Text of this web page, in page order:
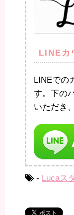
LINEカ
LINEでの
す。下の
いただき
- Lucaス